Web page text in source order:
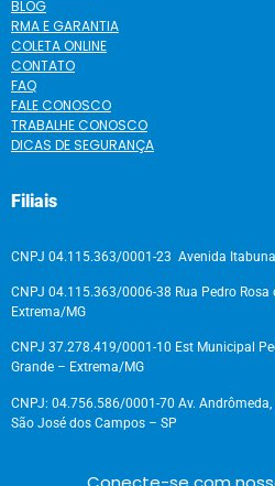
BLOG
RMA E GARANTIA
COLETA ONLINE
CONTATO
FAQ
FALE CONOSCO
TRABALHE CONOSCO
DICAS DE SEGURANÇA
Filiais
CNPJ 04.115.363/0001-23 Avenida
CNPJ 04.115.363/0006-38 Rua Pedro
Extrema/MG
CNPJ 37.278.419/0001-10 Est Municipal
Grande – Extrema/MG
CNPJ: 04.756.586/0001-70 Av.
São José dos Campos – SP